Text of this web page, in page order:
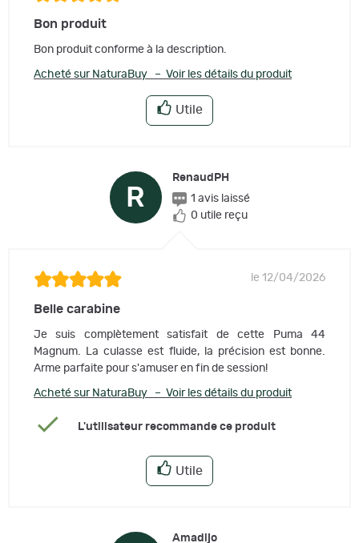
Bon produit
Bon produit conforme à la description.
Acheté sur NaturaBuy – Voir les détails du produit
Utile
R
RenaudPH
1 avis laissé
0 utile reçu
le 12/04/2026
Belle carabine
Je suis complètement satisfait de cette Puma 44
Magnum. La culasse est fluide, la précision est bonne.
Arme parfaite pour s'amuser en fin de session!
Acheté sur NaturaBuy – Voir les détails du produit
L'utilisateur recommande ce produit
Utile
Amadijo